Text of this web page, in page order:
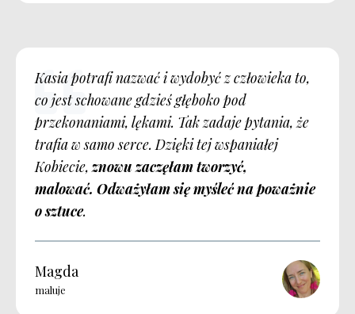
Kasia potrafi nazwać i wydobyć z człowieka to,
co jest schowane gdzieś głęboko pod
przekonaniami, lękami. Tak zadaje pytania, że
trafia w samo serce. Dzięki tej wspaniałej
Kobiecie, znowu zaczęłam tworzyć,
malować. Odważyłam się myśleć na poważnie
o sztuce.
Magda
maluje